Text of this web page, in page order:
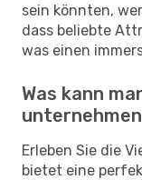
sein könnten,
dass beliebte
was einen
Was kann
Erleben Sie die
bietet eine